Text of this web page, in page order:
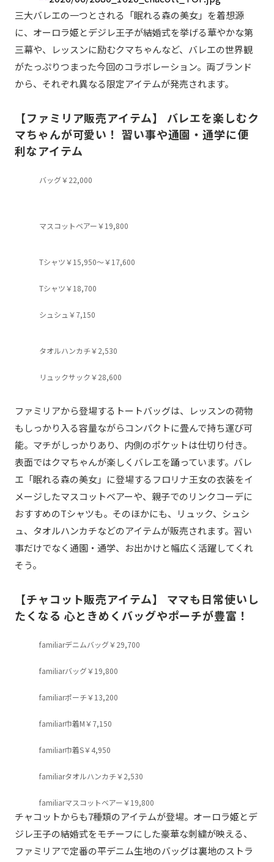
三大バレエの一つとされる「眠れる森の美女」を着想源
に、オーロラ姫とデジレ王子が結婚式を挙げる華やかな第
三幕や、レッスンに励むクマちゃんなど、バレエの世界観
がたっぷりつまった今回のコラボレーション。 両ブランド
から、それぞれ異なる限定アイテムが発売されます。
【ファミリア販売アイテム】 バレエを楽しむク
マちゃんが可愛い！ 習い事や通園・通学に便
利なアイテム
バッグ￥22,000
マスコットベアー￥19,800
Tシャツ￥15,950～￥17,600
Tシャツ￥18,700
シュシュ￥7,150
タオルハンカチ￥2,530
リュックサック￥28,600
ファミリアから登場するトートバッグは、レッスンの荷物
もしっかり入る容量ながらコンパクトに畳んで持ち運び可
能。マチがしっかりあり、内側のポケットは仕切り付き。
表面ではクマちゃんが楽しくバレエを踊っています。バレ
エ「眠れる森の美女」に登場するフロリナ王女の衣装をイ
メージしたマスコットベアーや、親子でのリンクコーデに
おすすめのTシャツも。そのほかにも、リュック、シュシ
ュ、タオルハンカチなどのアイテムが販売されます。習い
事だけでなく通園・通学、お出かけと幅広く活躍してくれ
そう。
【チャコット販売アイテム】 ママも日常使いし
たくなる 心ときめくバッグやポーチが豊富！
familiarデニムバッグ￥29,700
familiarバッグ￥19,800
familiarポーチ￥13,200
familiar巾着M￥7,150
familiar巾着S￥4,950
familiarタオルハンカチ￥2,530
familiarマスコットベアー￥19,800
チャコットからも7種類のアイテムが登場。オーロラ姫とデ
ジレ王子の結婚式をモチーフにした豪華な刺繍が映える、
ファミリアで定番の平デニム生地のバッグは裏地のストラ